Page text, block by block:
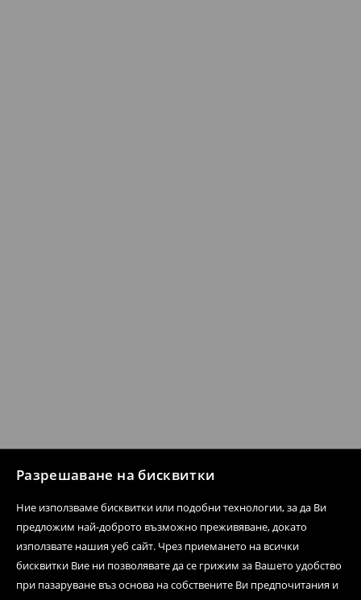
Разрешаване на бисквитки
Ние използваме бисквитки или подобни технологии, за да Ви
предложим най-доброто възможно преживяване, докато
използвате нашия уеб сайт. Чрез приемането на всички
бисквитки Вие ни позволявате да се грижим за Вашето удобство
при пазаруване въз основа на собствените Ви предпочитания и